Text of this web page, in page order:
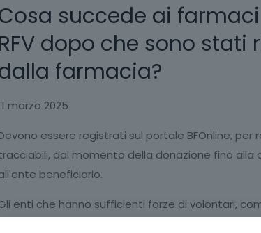
succede ai
RFV dopo che sono stati
farmacia?
marzo 2025
essere registrati sul portale BFOnline, per
dal momento della donazione fino alla
beneficiario.
enti che hanno sufficienti forze di volontari,